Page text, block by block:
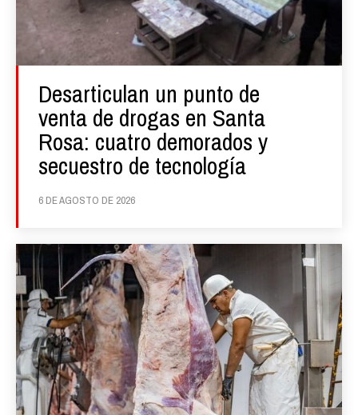
Desarticulan un punto de
venta de drogas en Santa
Rosa: cuatro demorados y
secuestro de tecnología
6 DE AGOSTO DE 2026